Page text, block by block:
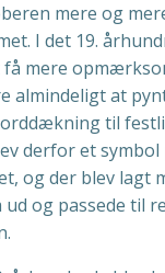
mere og
I det 19.
mere
almindeligt at
til
derfor et symbol
og der blev lagt
ud og passede til